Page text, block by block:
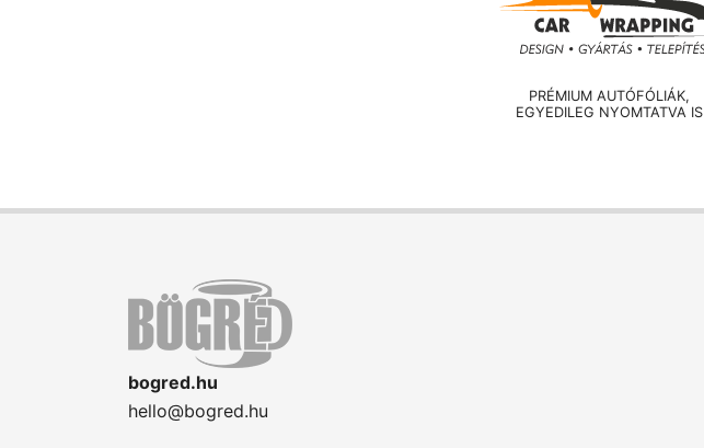
PRÉMIUM AUTÓFÓLIÁK,
EGYEDILEG NYOMTATVA IS
bogred.hu
hello@bogred.hu